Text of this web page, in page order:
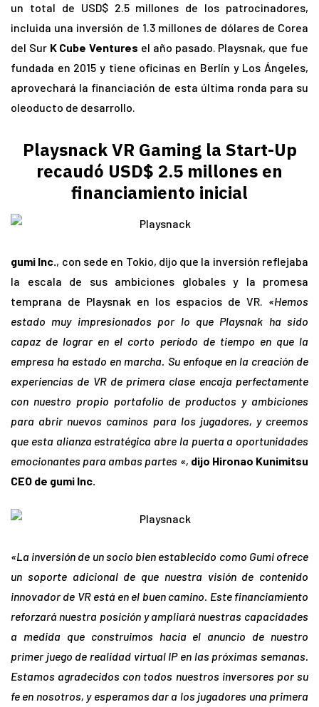
un total de USD$ 2.5 millones de los patrocinadores,
incluida una inversión de 1.3 millones de dólares de Corea
del Sur K Cube Ventures el año pasado. Playsnak, que fue
fundada en 2015 y tiene oficinas en Berlín y Los Ángeles,
aprovechará la financiación de esta última ronda para su
oleoducto de desarrollo.
Playsnack VR Gaming la Start-Up
recaudó USD$ 2.5 millones en
financiamiento inicial
gumi Inc., con sede en Tokio, dijo que la inversión reflejaba
la escala de sus ambiciones globales y la promesa
temprana de Playsnak en los espacios de VR. «Hemos
estado muy impresionados por lo que Playsnak ha sido
capaz de lograr en el corto período de tiempo en que la
empresa ha estado en marcha. Su enfoque en la creación de
experiencias de VR de primera clase encaja perfectamente
con nuestro propio portafolio de productos y ambiciones
para abrir nuevos caminos para los jugadores, y creemos
que esta alianza estratégica abre la puerta a oportunidades
emocionantes para ambas partes «, dijo Hironao Kunimitsu
CEO de gumi Inc.
«La inversión de un socio bien establecido como Gumi ofrece
un soporte adicional de que nuestra visión de contenido
innovador de VR está en el buen camino. Este financiamiento
reforzará nuestra posición y ampliará nuestras capacidades
a medida que construimos hacia el anuncio de nuestro
primer juego de realidad virtual IP en las próximas semanas.
Estamos agradecidos con todos nuestros inversores por su
fe en nosotros, y esperamos dar a los jugadores una primera